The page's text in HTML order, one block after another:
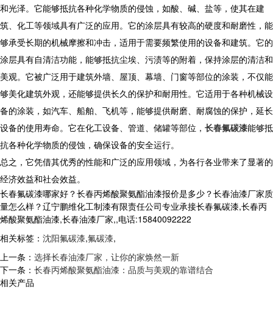
和光泽。它能够抵抗各种化学物质的侵蚀，如酸、碱、盐等，使其在建
筑、化工等领域具有广泛的应用。它的涂层具有较高的硬度和耐磨性，能
够承受长期的机械摩擦和冲击，适用于需要频繁使用的设备和建筑。它的
涂层具有自清洁功能，能够抵抗尘埃、污渍等的附着，保持涂层的清洁和
美观。它被广泛用于建筑外墙、屋顶、幕墙、门窗等部位的涂装，不仅能
够美化建筑外观，还能够提供长久的保护和耐用性。它适用于各种机械设
备的涂装，如汽车、船舶、飞机等，能够提供耐磨、耐腐蚀的保护，延长
设备的使用寿命。它在化工设备、管道、储罐等部位， 长春氟碳漆能够抵
抗各种化学物质的侵蚀，确保设备的安全运行。
总之，它凭借其优秀的性能和广泛的应用领域，为各行各业带来了显著的
经济效益和社会效益。
长春氟碳漆哪家好？长春丙烯酸聚氨酯油漆报价是多少？长春油漆厂家质
量怎么样？辽宁鹏维化工制漆有限责任公司专业承接长春氟碳漆,长春丙
烯酸聚氨酯油漆,长春油漆厂家,,电话:15840092222
相关标签： 沈阳氟碳漆,氟碳漆,
上一条： 选择长春油漆厂家，让你的家焕然一新
下一条： 长春丙烯酸聚氨酯油漆：品质与美观的靠谱结合
相关产品